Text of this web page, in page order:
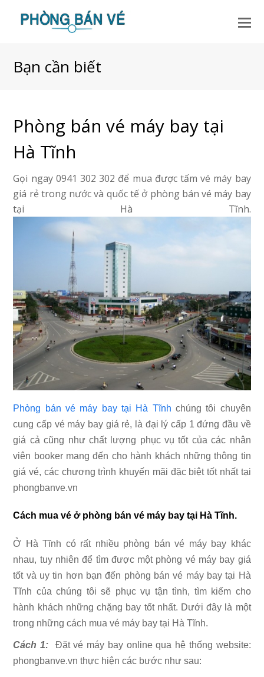
Bạn cần biết
Phòng bán vé máy bay tại
Hà Tĩnh
Gọi ngay 0941 302 302 để mua được tấm vé máy bay
giá rẻ trong nước và quốc tế ở phòng bán vé máy bay
tại Hà Tĩnh.
Phòng bán vé máy bay tại Hà Tĩnh chúng tôi chuyên
cung cấp vé máy bay giá rẻ, là đại lý cấp 1 đứng đầu về
giá cả cũng như chất lượng phục vụ tốt của các nhân
viên booker mang đến cho hành khách những thông tin
giá vé, các chương trình khuyến mãi đặc biệt tốt nhất tại
phongbanve.vn
Cách mua vé ở phòng bán vé máy bay tại Hà Tĩnh.
Ở Hà Tĩnh có rất nhiều phòng bán vé máy bay khác
nhau, tuy nhiên để tìm được một phòng vé máy bay giá
tốt và uy tin hơn bạn đến phòng bán vé máy bay tại Hà
Tĩnh của chúng tôi sẽ phục vụ tận tình, tìm kiếm cho
hành khách những chặng bay tốt nhất. Dưới đây là một
trong những cách mua vé máy bay tại Hà Tĩnh.
Cách 1: Đặt vé máy bay online qua hệ thống website:
phongbanve.vn thực hiện các bước như sau: